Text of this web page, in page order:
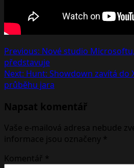
Post
navigation
Previous: Nové studio
představuje
Next: Hunt: Showdown zavítá do
průběhu jara
Napsat komentář
Vaše e-mailová adresa nebude
informace jsou označeny *
Komentář *